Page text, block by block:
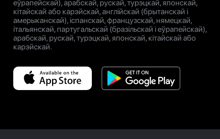
еўрапейскай), арабскай, рускай, турэцкай, японскай,
кітайскай або карэйскай, англійскай (брытанскай і
амерыканскай), іспанскай, французскай, нямецкай,
італьянскай, партугальскай (бразільскай і еўрапейскай),
арабскай, рускай, турэцкай, японскай, кітайскай або
карэйскай.